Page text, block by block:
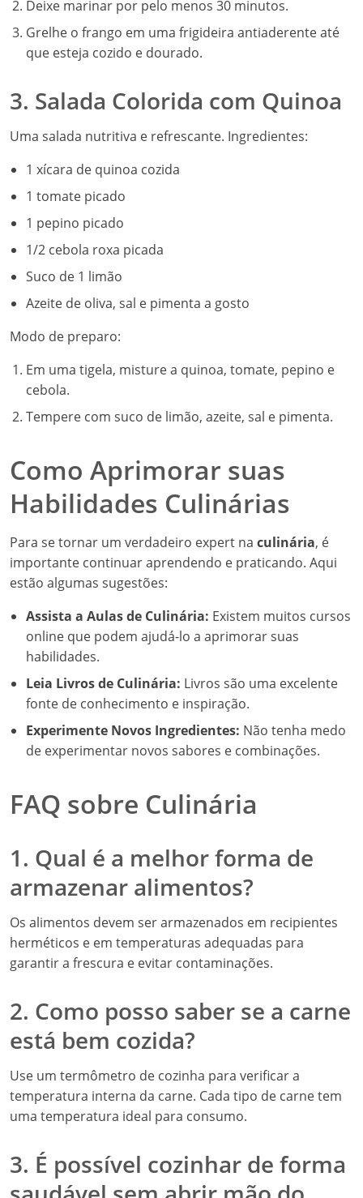
Deixe marinar por pelo menos 30 minutos.
Grelhe o frango em uma frigideira antiaderente até
que esteja cozido e dourado.
3. Salada Colorida com Quinoa
Uma salada nutritiva e refrescante. Ingredientes:
1 xícara de quinoa cozida
1 tomate picado
1 pepino picado
1/2 cebola roxa picada
Suco de 1 limão
Azeite de oliva, sal e pimenta a gosto
Modo de preparo:
Em uma tigela, misture a quinoa, tomate, pepino e
cebola.
Tempere com suco de limão, azeite, sal e pimenta.
Como Aprimorar suas
Habilidades Culinárias
Para se tornar um verdadeiro expert na culinária, é
importante continuar aprendendo e praticando. Aqui
estão algumas sugestões:
Assista a Aulas de Culinária: Existem muitos cursos
online que podem ajudá-lo a aprimorar suas
habilidades.
Leia Livros de Culinária: Livros são uma excelente
fonte de conhecimento e inspiração.
Experimente Novos Ingredientes: Não tenha medo
de experimentar novos sabores e combinações.
FAQ sobre Culinária
1. Qual é a melhor forma de
armazenar alimentos?
Os alimentos devem ser armazenados em recipientes
herméticos e em temperaturas adequadas para
garantir a frescura e evitar contaminações.
2. Como posso saber se a carne
está bem cozida?
Use um termômetro de cozinha para verificar a
temperatura interna da carne. Cada tipo de carne tem
uma temperatura ideal para consumo.
3. É possível cozinhar de forma